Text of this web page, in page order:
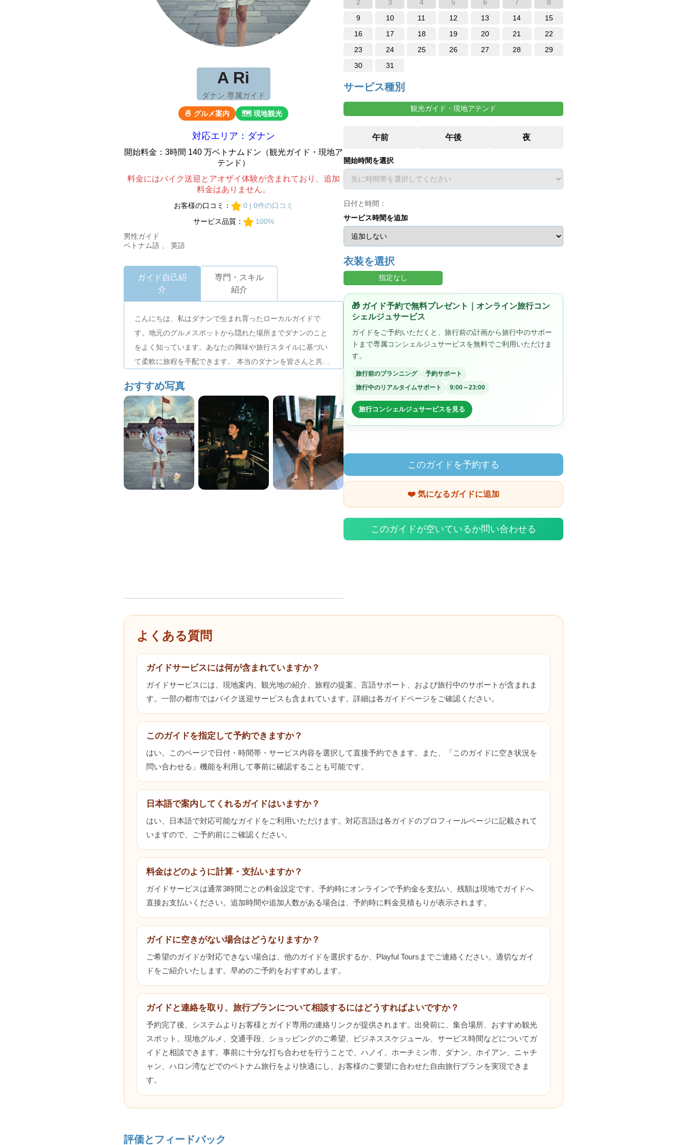
A Ri
ダナン 専属ガイド
🍜 グルメ案内 🗺 現地観光
対応エリア：ダナン
開始料金：3時間 140 万ベトナムドン（観光ガイド・現地ア
テンド）
料金にはバイク送迎とアオザイ体験が含まれており、追加
料金はありません。
お客様の口コミ：
0 | 0件の口コミ
サービス品質：
100%
男性ガイド
ベトナム語 、 英語
ガイド自己紹
介
専門・スキル
紹介
こんにちは、私はダナンで生まれ育ったローカルガイドで
す。地元のグルメスポットから隠れた場所までダナンのこと
をよく知っています。あなたの興味や旅行スタイルに基づい
て柔軟に旅程を手配できます。 本当のダナンを皆さんと共有
おすすめ写真
2 3 4 5 6 7
8
9
10 11 12 13 14
15
16
17 18 19 20 21
22
23
24 25 26 27 28
29
30
31
サービス種別
観光ガイド・現地アテンド
開始時間を選択
日付と時間：
サービス時間を追加
衣装を選択
指定なし
🎁 ガイド予約で無料プレゼント｜オンライン旅行コン
シェルジュサービス
ガイドをご予約いただくと、旅行前の計画から旅行中のサポー
トまで専属コンシェルジュサービスを無料でご利用いただけま
す。
旅行前のプランニング
予約サポート
旅行中のリアルタイムサポート
9:00～23:00
旅行コンシェルジュサービスを見る
このガイドを予約する
❤️ 気になるガイドに追加
このガイドが空いているか問い合わせる
よくある質問
ガイドサービスには何が含まれていますか？
ガイドサービスには、現地案内、観光地の紹介、旅程の提案、言語サポート、および旅行中のサポートが含まれま
す。一部の都市ではバイク送迎サービスも含まれています。詳細は各ガイドページをご確認ください。
このガイドを指定して予約できますか？
はい。このページで日付・時間帯・サービス内容を選択して直接予約できます。また、「このガイドに空き状況を
問い合わせる」機能を利用して事前に確認することも可能です。
日本語で案内してくれるガイドはいますか？
はい、日本語で対応可能なガイドをご利用いただけます。対応言語は各ガイドのプロフィールページに記載されて
いますので、ご予約前にご確認ください。
料金はどのように計算・支払いますか？
ガイドサービスは通常3時間ごとの料金設定です。予約時にオンラインで予約金を支払い、残額は現地でガイドへ
直接お支払いください。追加時間や追加人数がある場合は、予約時に料金見積もりが表示されます。
ガイドに空きがない場合はどうなりますか？
ご希望のガイドが対応できない場合は、他のガイドを選択するか、Playful Toursまでご連絡ください。適切なガイ
ドをご紹介いたします。早めのご予約をおすすめします。
ガイドと連絡を取り、旅行プランについて相談するにはどうすればよいですか？
予約完了後、システムよりお客様とガイド専用の連絡リンクが提供されます。出発前に、集合場所、おすすめ観光
スポット、現地グルメ、交通手段、ショッピングのご希望、ビジネススケジュール、サービス時間などについてガ
イドと相談できます。事前に十分な打ち合わせを行うことで、ハノイ、ホーチミン市、ダナン、ホイアン、ニャチ
ャン、ハロン湾などでのベトナム旅行をより快適にし、お客様のご要望に合わせた自由旅行プランを実現できま
す。
評価とフィードバック